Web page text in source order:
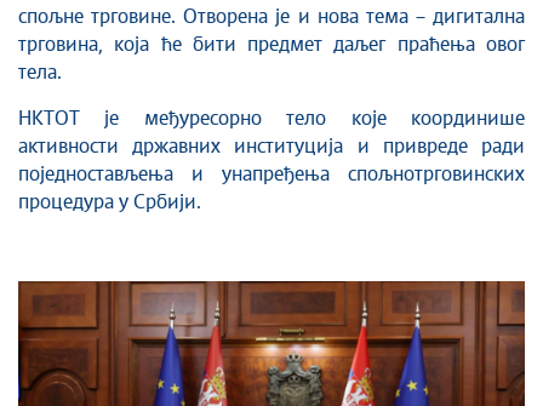
спољне трговине. Отворена је и нова тема – дигитална
трговина, која ће бити предмет даљег праћења овог
тела.
НКТОТ је међуресорно тело које координише
активности државних институција и привреде ради
поједностављења и унапређења спољнотрговинских
процедура у Србији.